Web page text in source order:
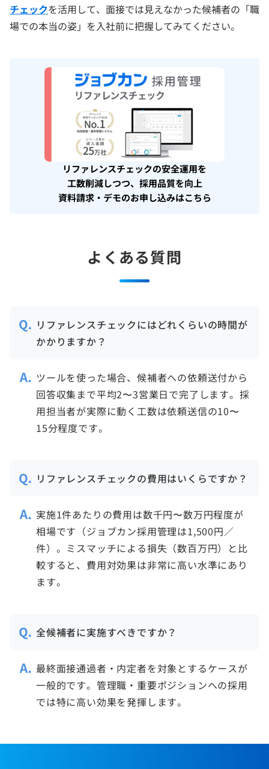
チェックを活用して、面接では見えなかった候補者の「職
場での本当の姿」を入社前に把握してみてください。
リファレンスチェックの安全運用を
工数削減しつつ、採用品質を向上
資料請求・デモのお申し込みはこちら
よくある質問
リファレンスチェックにはどれくらいの時間が
かかりますか？
ツールを使った場合、候補者への依頼送付から
回答収集まで平均2〜3営業日で完了します。採
用担当者が実際に動く工数は依頼送信の10〜
15分程度です。
リファレンスチェックの費用はいくらですか？
実施1件あたりの費用は数千円〜数万円程度が
相場です（ジョブカン採用管理は1,500円／
件）。ミスマッチによる損失（数百万円）と比
較すると、費用対効果は非常に高い水準にあり
ます。
全候補者に実施すべきですか？
最終面接通過者・内定者を対象とするケースが
一般的です。管理職・重要ポジションへの採用
では特に高い効果を発揮します。